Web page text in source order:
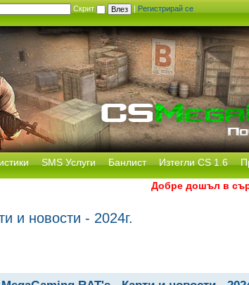
Скрит | Регистрирай се
SMS Услуги Банлист Изтегли CS 1.6
Добре дошъл в
и новости - 2024г.